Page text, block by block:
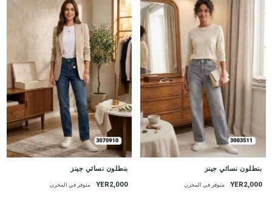
بنطلون نسائي جينز
YER2,000 متوفر في المخزن
جديد
بنطلون نسائي جينز
YER2,000 متوفر في المخزن